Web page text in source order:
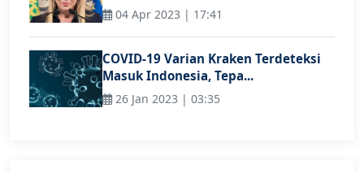
04 Apr 2023 | 17:41
COVID-19 Varian Kraken Terdeteksi
Masuk Indonesia, Tepa...
26 Jan 2023 | 03:35